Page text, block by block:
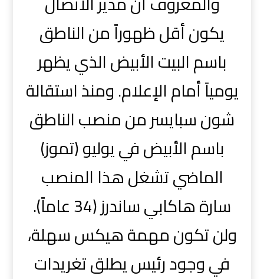
يكون أقل ظهوراً من الناطق
باسم البيت الأبيض الذي يظهر
يومياً أمام الإعلام. ومنذ استقالة
شون سبايسر من منصب الناطق
باسم الأبيض في يوليو (تموز)
الماضي تشغل هذا المنصب
سارة هاكابي ساندرز (34 عاماً).
ولن تكون مهمة هيكس سهلة،
في وجود رئيس يطلق تغريدات